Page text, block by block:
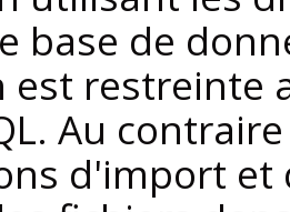
base de
est restreinte
Au
d'import